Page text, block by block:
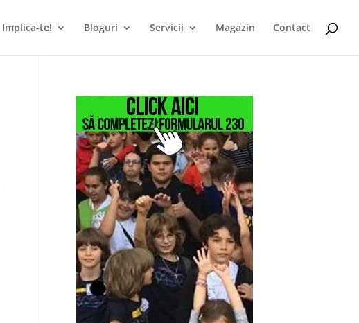
Implica-te! Bloguri Servicii Magazin Contact